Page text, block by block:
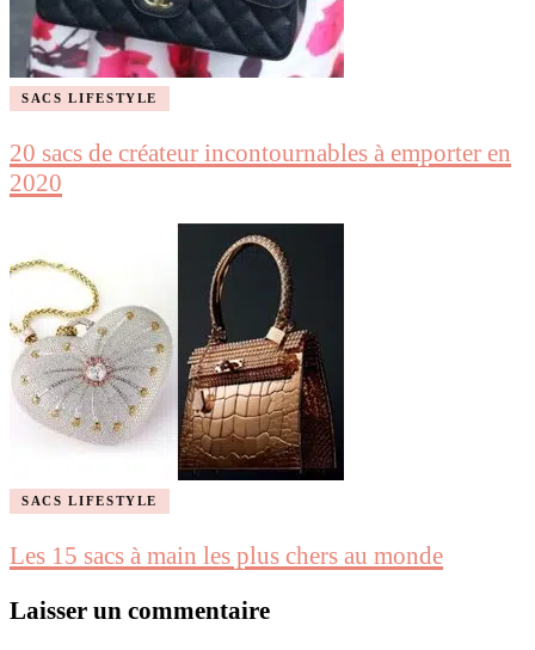
SACS LIFESTYLE
20 sacs de créateur incontournables à emporter en
2020
SACS LIFESTYLE
Les 15 sacs à main les plus chers au monde
Laisser un commentaire